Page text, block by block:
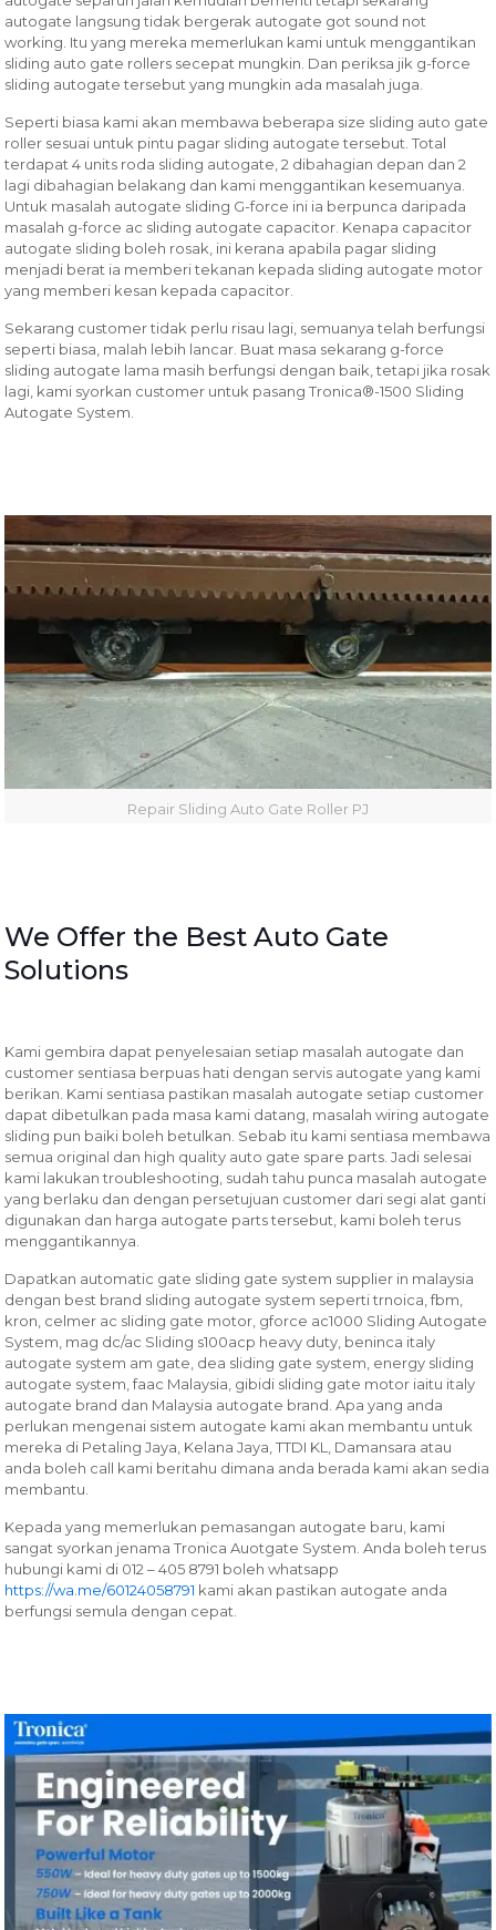
autogate langsung tidak bergerak autogate got sound not
working. Itu yang mereka memerlukan kami untuk menggantikan
sliding auto gate rollers secepat mungkin. Dan periksa jik g-force
sliding autogate tersebut yang mungkin ada masalah juga.
Seperti biasa kami akan membawa beberapa size sliding auto gate
roller sesuai untuk pintu pagar sliding autogate tersebut. Total
terdapat 4 units roda sliding autogate, 2 dibahagian depan dan 2
lagi dibahagian belakang dan kami menggantikan kesemuanya.
Untuk masalah autogate sliding G-force ini ia berpunca daripada
masalah g-force ac sliding autogate capacitor. Kenapa capacitor
autogate sliding boleh rosak, ini kerana apabila pagar sliding
menjadi berat ia memberi tekanan kepada sliding autogate motor
yang memberi kesan kepada capacitor.
Sekarang customer tidak perlu risau lagi, semuanya telah berfungsi
seperti biasa, malah lebih lancar. Buat masa sekarang g-force
sliding autogate lama masih berfungsi dengan baik, tetapi jika rosak
lagi, kami syorkan customer untuk pasang Tronica®-1500 Sliding
Autogate System.
Repair Sliding Auto Gate Roller PJ
We Offer the Best Auto Gate
Solutions
Kami gembira dapat penyelesaian setiap masalah autogate dan
customer sentiasa berpuas hati dengan servis autogate yang kami
berikan. Kami sentiasa pastikan masalah autogate setiap customer
dapat dibetulkan pada masa kami datang, masalah wiring autogate
sliding pun baiki boleh betulkan. Sebab itu kami sentiasa membawa
semua original dan high quality auto gate spare parts. Jadi selesai
kami lakukan troubleshooting, sudah tahu punca masalah autogate
yang berlaku dan dengan persetujuan customer dari segi alat ganti
digunakan dan harga autogate parts tersebut, kami boleh terus
menggantikannya.
Dapatkan automatic gate sliding gate system supplier in malaysia
dengan best brand sliding autogate system seperti trnoica, fbm,
kron, celmer ac sliding gate motor, gforce ac1000 Sliding Autogate
System, mag dc/ac Sliding s100acp heavy duty, beninca italy
autogate system am gate, dea sliding gate system, energy sliding
autogate system, faac Malaysia, gibidi sliding gate motor iaitu italy
autogate brand dan Malaysia autogate brand. Apa yang anda
perlukan mengenai sistem autogate kami akan membantu untuk
mereka di Petaling Jaya, Kelana Jaya, TTDI KL, Damansara atau
anda boleh call kami beritahu dimana anda berada kami akan sedia
membantu.
Kepada yang memerlukan pemasangan autogate baru, kami
sangat syorkan jenama Tronica Auotgate System. Anda boleh terus
hubungi kami di 012 – 405 8791 boleh whatsapp
https://wa.me/60124058791 kami akan pastikan autogate anda
berfungsi semula dengan cepat.